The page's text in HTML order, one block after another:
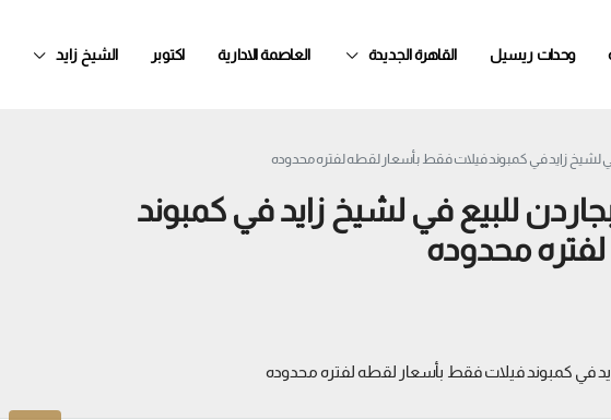
وحدات ريسيل القاهرة الجديدة العاصمة الادارية اكتوبر الشيخ زايد
زايد في كمبوند فيلات فقط بأسعار لقطه لفتره محدوده
للبيع في لشيخ زايد في كمبوند
محدوده